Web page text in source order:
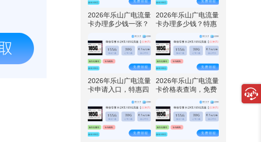
2026年乐山广电流量
卡办理多少钱一张？
29元192G流量
2026年乐山广电流量
卡办理多少钱？特惠
G流量
2026年乐山广电流量
卡申请入口，特惠四
流量
2026年乐山广电流量
卡价格表查询，免费
192G流量